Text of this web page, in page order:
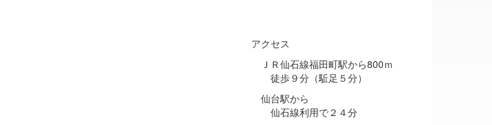
アクセス
ＪＲ仙石線福田町駅から800ｍ
徒歩９分（駈足５分）
仙台駅から
仙石線利用で２４分